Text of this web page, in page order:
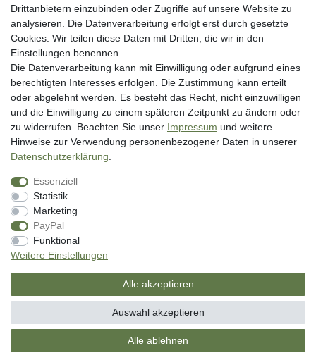
Widerrufsrecht
Datenschutzerklärung
AGB
Impressum
Vertrag widerrufen
Unsere Zahlungsarten
** Bei Variantenartikeln mit unterschiedlichen Preisen pro Variante
Preis. Die UVP zu den weiteren Varianten wird bei Klick auf die jeweilige
Variante angezeigt.
© Copyright 2026 | Alle Rechte vorbehalten. - SM Angelsport GmbH
Drittanbietern einzubinden oder Zugriffe auf unsere Website zu
analysieren. Die Datenverarbeitung erfolgt erst durch gesetzte
Cookies. Wir teilen diese Daten mit Dritten, die wir in den
Einstellungen benennen.
Die Datenverarbeitung kann mit Einwilligung oder aufgrund eines
berechtigten Interesses erfolgen. Die Zustimmung kann erteilt
oder abgelehnt werden. Es besteht das Recht, nicht einzuwilligen
und die Einwilligung zu einem späteren Zeitpunkt zu ändern oder
zu widerrufen. Beachten Sie unser Impressum und weitere
Hinweise zur Verwendung personenbezogener Daten in unserer
Daten­schutz­erklärung
Essenziell
Statistik
Marketing
PayPal
Funktional
Weitere Einstellungen
Alle akzeptieren
Alle ablehnen
Auswahl akzeptieren